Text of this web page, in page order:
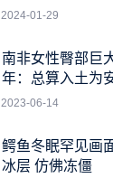
2024-01-29
南非女性臀部巨
年：总算入土为
2023-06-14
鳄鱼冬眠罕见画
冰层 仿佛冻僵